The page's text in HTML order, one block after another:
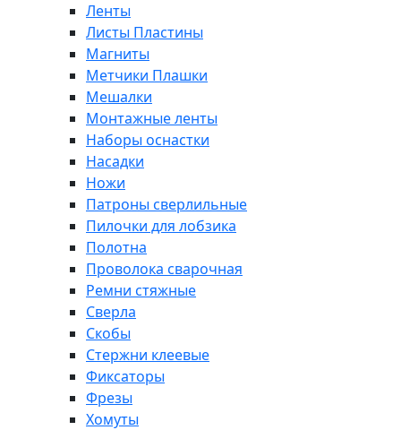
Ленты
Листы Пластины
Магниты
Метчики Плашки
Мешалки
Монтажные ленты
Наборы оснастки
Насадки
Ножи
Патроны сверлильные
Пилочки для лобзика
Полотна
Проволока сварочная
Ремни стяжные
Сверла
Скобы
Стержни клеевые
Фиксаторы
Фрезы
Хомуты